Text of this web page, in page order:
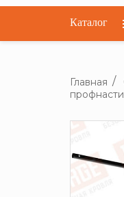
Каталог
Главная